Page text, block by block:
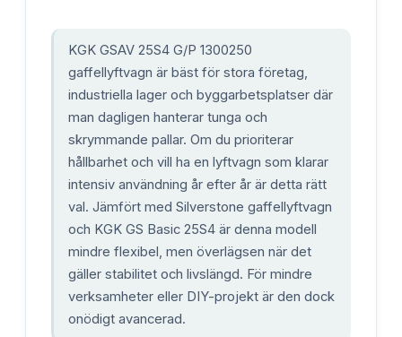
KGK GSAV 25S4 G/P 1300250
gaffellyftvagn är bäst för stora företag,
industriella lager och byggarbetsplatser där
man dagligen hanterar tunga och
skrymmande pallar. Om du prioriterar
hållbarhet och vill ha en lyftvagn som klarar
intensiv användning år efter år är detta rätt
val. Jämfört med Silverstone gaffellyftvagn
och KGK GS Basic 25S4 är denna modell
mindre flexibel, men överlägsen när det
gäller stabilitet och livslängd. För mindre
verksamheter eller DIY-projekt är den dock
onödigt avancerad.